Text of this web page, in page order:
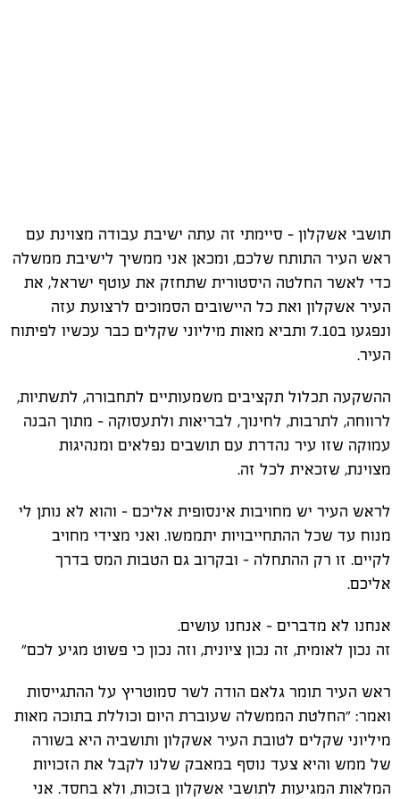
תושבי אשקלון – סיימתי זה עתה ישיבת עבודה מצוינת עם
ראש העיר התותח שלכם, ומכאן אני ממשיך לישיבת ממשלה
כדי לאשר החלטה היסטורית שתחזק את עוטף ישראל, את
העיר אשקלון ואת כל היישובים הסמוכים לרצועת עזה
ונפגעו ב7.10 ותביא מאות מיליוני שקלים כבר עכשיו לפיתוח
העיר.
ההשקעה תכלול תקציבים משמעותיים לתחבורה, לתשתיות,
לרווחה, לתרבות, לחינוך, לבריאות ולתעסוקה – מתוך הבנה
עמוקה שזו עיר נהדרת עם תושבים נפלאים ומנהיגות
מצוינת, שזכאית לכל זה.
לראש העיר יש מחויבות אינסופית אליכם – והוא לא נותן לי
מנוח עד שכל ההתחייבויות יתממשו. ואני מצידי מחויב
לקיים. זו רק ההתחלה – ובקרוב גם הטבות המס בדרך
אליכם.
אנחנו לא מדברים – אנחנו עושים.
זה נכון לאומית, זה נכון ציונית, וזה נכון כי פשוט מגיע לכם"
ראש העיר תומר גלאם הודה לשר סמוטריץ על ההתגייסות
ואמר: ״החלטת הממשלה שעוברת היום וכוללת בתוכה מאות
מיליוני שקלים לטובת העיר אשקלון ותושביה היא בשורה
של ממש והיא צעד נוסף במאבק שלנו לקבל את הזכויות
המלאות המגיעות לתושבי אשקלון בזכות, ולא בחסד. אני